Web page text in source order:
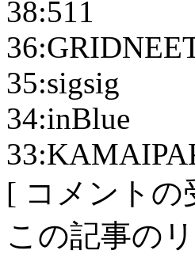
38:511
35:sigsig
34:inBlue
[ コメントの
この記事の